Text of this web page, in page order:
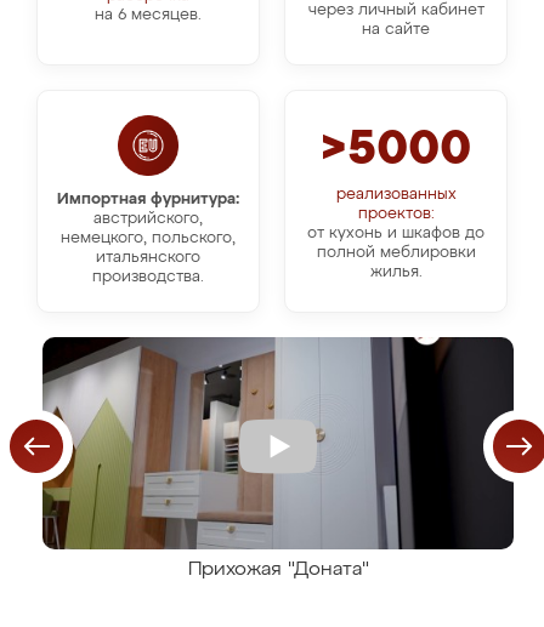
через личный кабинет
на сайте
на 6 месяцев.
Импортная фурнитура:
австрийского,
немецкого, польского,
итальянского
производства.
>5000
реализованных
проектов:
от кухонь и шкафов до
полной меблировки
жилья.
Прихожая "Доната"